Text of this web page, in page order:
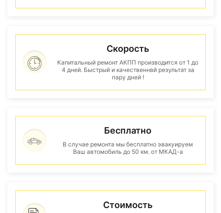
Скорость
Капитальный ремонт АКПП производится от 1 до
4 дней. Быстрый и качественнвй результат за
пару дней !
Бесплатно
В случае ремонта мы бесплатно эвакуируем
Ваш автомобиль до 50 км. от МКАД-а
Стоимость